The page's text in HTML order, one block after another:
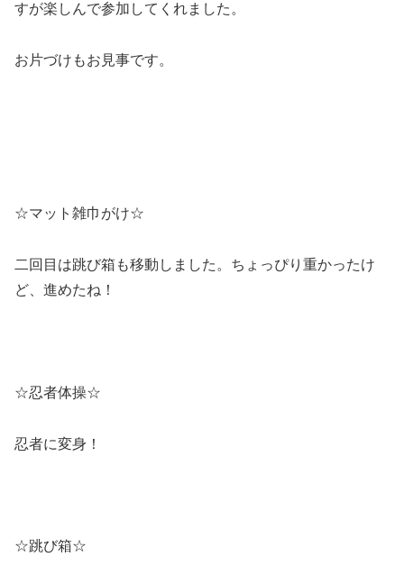
すが楽しんで参加してくれました。
お片づけもお見事です。
☆マット雑巾がけ☆
二回目は跳び箱も移動しました。ちょっぴり重かったけ
ど、進めたね！
☆忍者体操☆
忍者に変身！
☆跳び箱☆